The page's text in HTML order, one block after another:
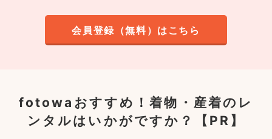
会員登録（無料）はこちら
fotowaおすすめ！着物・産着のレ
ンタルはいかがですか？【PR】